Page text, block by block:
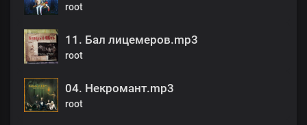
root
11. Бал лицемеров.mp3
root
04. Некромант.mp3
root